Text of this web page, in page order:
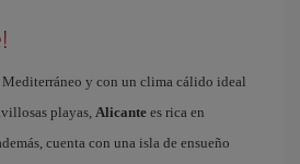
Mediterráneo y con un clima cálido ideal
playas, Alicante es rica en
cuenta con una isla de ensueño